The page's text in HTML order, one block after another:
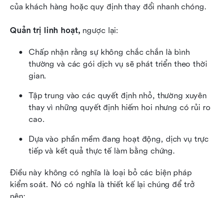
của khách hàng hoặc quy định thay đổi nhanh chóng.
Quản trị linh hoạt, ngược lại:
Chấp nhận rằng sự không chắc chắn là bình
thường và các gói dịch vụ sẽ phát triển theo thời
gian.
Tập trung vào các quyết định nhỏ, thường xuyên
thay vì những quyết định hiếm hoi nhưng có rủi ro
cao.
Dựa vào phần mềm đang hoạt động, dịch vụ trực
tiếp và kết quả thực tế làm bằng chứng.
Điều này không có nghĩa là loại bỏ các biện pháp
kiểm soát. Nó có nghĩa là thiết kế lại chúng để trở
nên: